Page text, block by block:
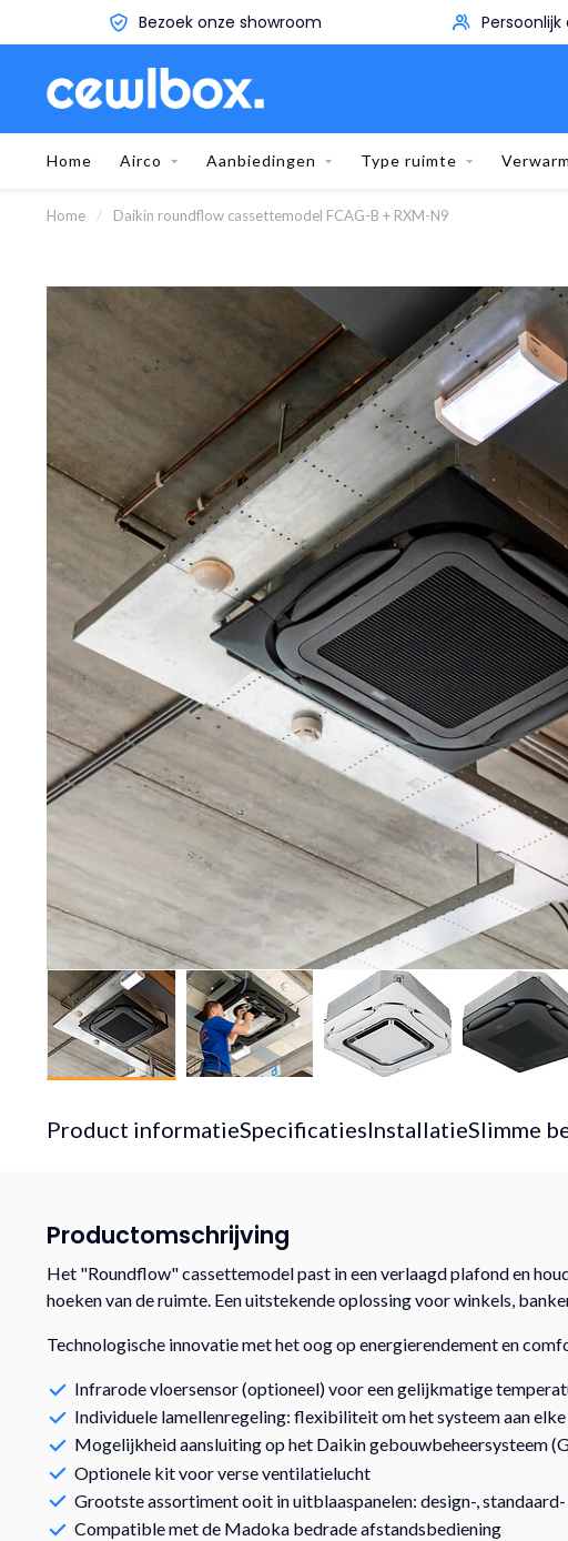
Persoonlijk advies aan huis 5
Home Airco Aanbiedingen Type ruimte
Home / Daikin roundflow cassettemodel FCAG-B + RXM-N9
Product informatieSpecificatiesInstallatieSlimme
Productomschrijving
Het "Roundflow" cassettemodel past in een verlaagd plafond en
hoeken van de ruimte. Een uitstekende oplossing voor winkels,
Technologische innovatie met het oog op energierendement en
Infrarode vloersensor (optioneel) voor een gelijkmatige
Individuele lamellenregeling: flexibiliteit om het systeem aan
Mogelijkheid aansluiting op het Daikin gebouwbeheersysteem
Optionele kit voor verse ventilatielucht
Grootste assortiment ooit in uitblaaspanelen: design-,
Compatible met de Madoka bedrade afstandsbediening